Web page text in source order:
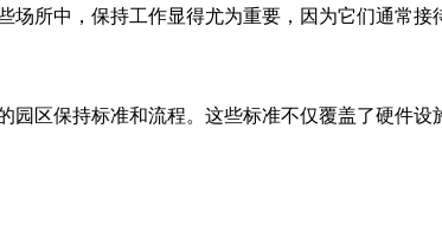
场所中，保持工作显得尤为重要，因为它们通常接
园区保持标准和流程。这些标准不仅覆盖了硬件设